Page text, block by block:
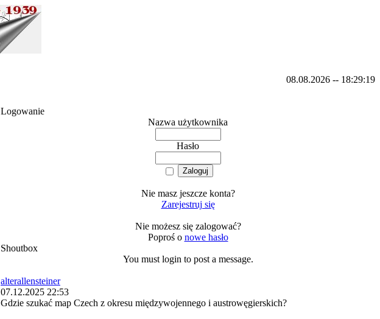
08.08.2026 -- 18:29:19
Logowanie
Nazwa użytkownika
Hasło
Nie masz jeszcze konta?
Zarejestruj się
Nie możesz się zalogować?
Poproś o nowe hasło
Shoutbox
You must login to post a message.
alterallensteiner
07.12.2025 22:53
Gdzie szukać map Czech z okresu międzywojennego i austrowęgierskich?